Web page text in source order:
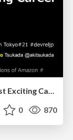
Solutions Architect, One of The Most Exciting Careers for Engineers
0 870